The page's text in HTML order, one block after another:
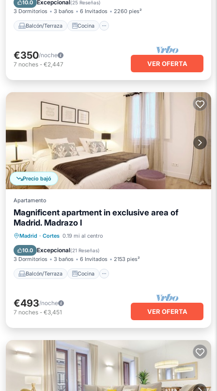
10.0 Excepcional(25 Reseñas)
3 Dormitorios 3 baños 6 Invitados 2260 pies²
Balcón/Terraza Cocina
€350/noche
7 noches - €2,447 VER OFERTA
Precio bajó
Apartamento
Magnificent apartment in exclusive area of
Madrid. Madrazo I
Madrid · Cortes 0.19 mi al centro
10.0 Excepcional(21 Reseñas)
3 Dormitorios 3 baños 6 Invitados 2153 pies²
Balcón/Terraza Cocina
Balcón/Terraza
Aire acondicionado
€493/noche
7 noches - €3,451 VER OFERTA